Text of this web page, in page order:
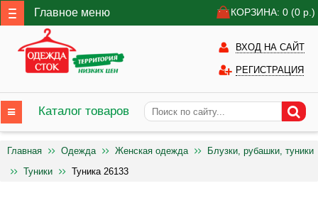
Главное меню КОРЗИНА: 0 (0 р.)
ВХОД НА САЙТ
РЕГИСТРАЦИЯ
Каталог товаров
Главная Одежда Женская одежда
Блузки, рубашки, туники
Туники
Туника 26133